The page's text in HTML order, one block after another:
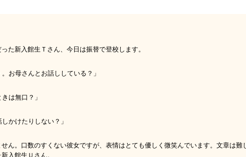
た新入館生Ｔさん、今日は振替で登校します。
お母さんとお話ししている？」
は無口？」
かけたりしない？」
ん。口数のすくない彼女ですが、表情はとても優しく微笑んでいます。文章は難
入館生Ｕさん。